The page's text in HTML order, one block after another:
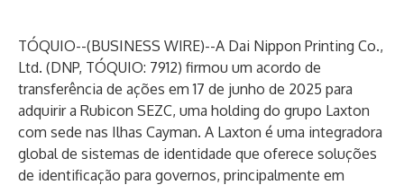
TÓQUIO--(BUSINESS WIRE)--A Dai Nippon Printing Co.,
Ltd. (DNP, TÓQUIO: 7912) firmou um acordo de
transferência de ações em 17 de junho de 2025 para
adquirir a Rubicon SEZC, uma holding do grupo Laxton
com sede nas Ilhas Cayman. A Laxton é uma integradora
global de sistemas de identidade que oferece soluções
de identificação para governos, principalmente em